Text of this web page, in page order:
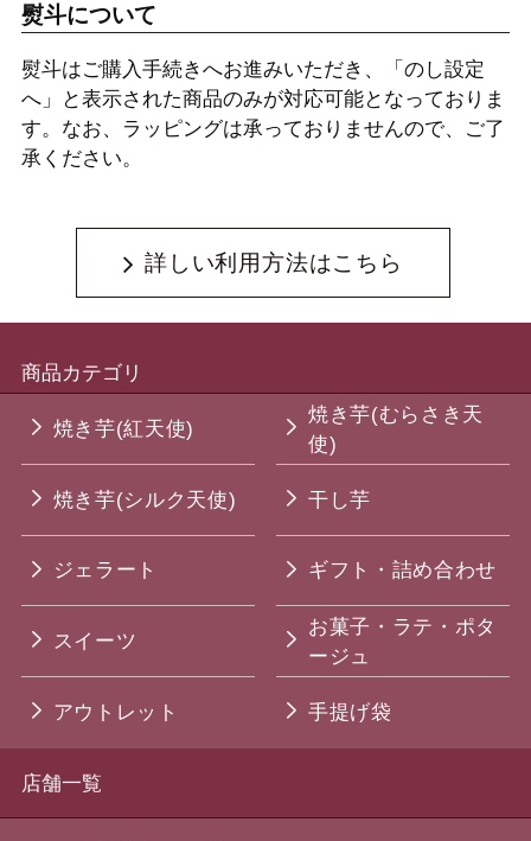
熨斗について
熨斗はご購入手続きへお進みいただき、「のし設定
へ」と表示された商品のみが対応可能となっておりま
す。なお、ラッピングは承っておりませんので、ご了
承ください。
詳しい利用方法はこちら
商品カテゴリ
焼き芋(紅天使)
焼き芋(むらさき天
使)
焼き芋(シルク天使) 干し芋
ジェラート ギフト・詰め合わせ
スイーツ
お菓子・ラテ・ポタ
ージュ
アウトレット 手提げ袋
店舗一覧